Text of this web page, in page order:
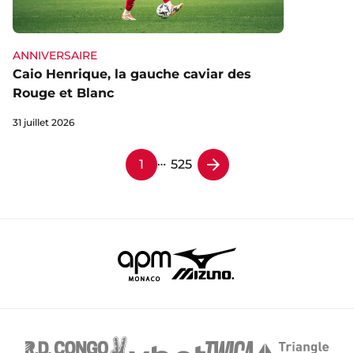
ANNIVERSAIRE
Caio Henrique, la gauche caviar des
Rouge et Blanc
31 juillet 2026
1 … 525